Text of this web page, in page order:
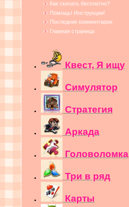
Как скачать бесплатно?
Помощь! Инструкции!
Последние комментарии
Главная страница
Квест, Я ищу
Симулятор
Стратегия
Аркада
Головоломка
Три в ряд
Карты